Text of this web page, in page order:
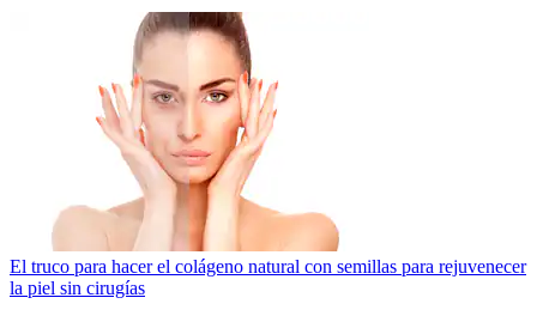
El truco para hacer el colágeno natural con semillas para rejuvenecer
la piel sin cirugías